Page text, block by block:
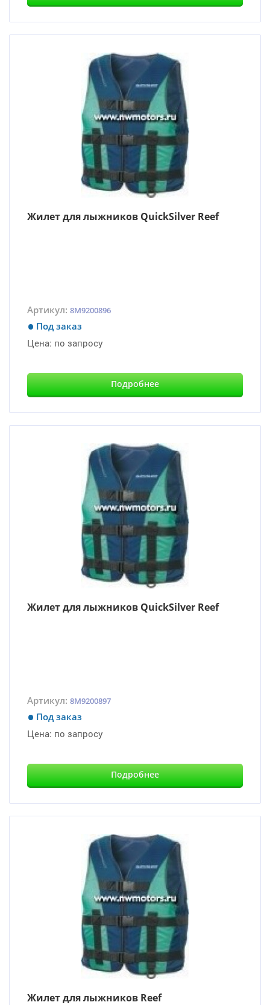
Жилет для лыжников QuickSilver Reef
Артикул: 8M9200896
Под заказ
Цена: по запросу
Подробнее
Жилет для лыжников QuickSilver Reef
Артикул: 8M9200897
Под заказ
Цена: по запросу
Подробнее
Жилет для лыжников Reef